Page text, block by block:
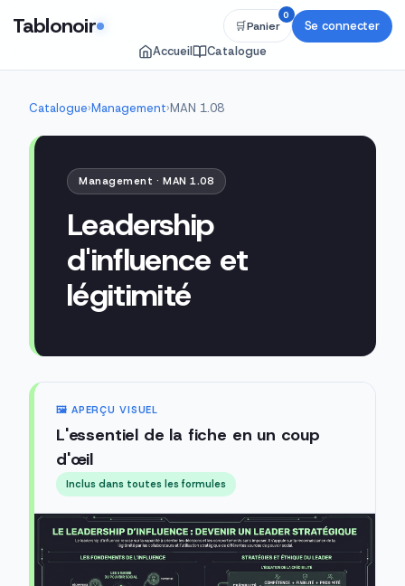
Tablonoir
Accueil Catalogue
🛒Panier
0
Se connecter
Catalogue›Management›MAN 1.08
Management · MAN 1.08
Leadership
d'influence et
légitimité
🖼️ APERÇU VISUEL
L'essentiel de la fiche en un coup
d'œil
Inclus dans toutes les formules